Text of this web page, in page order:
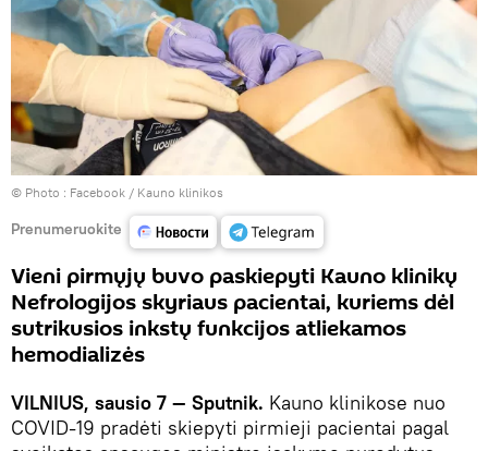
© Photo : Facebook / Kauno klinikos
Prenumeruokite
Vieni pirmųjų buvo paskiepyti Kauno klinikų
Nefrologijos skyriaus pacientai, kuriems dėl
sutrikusios inkstų funkcijos atliekamos
hemodializės
VILNIUS, sausio 7 — Sputnik. Kauno klinikose nuo
COVID-19 pradėti skiepyti pirmieji pacientai pagal